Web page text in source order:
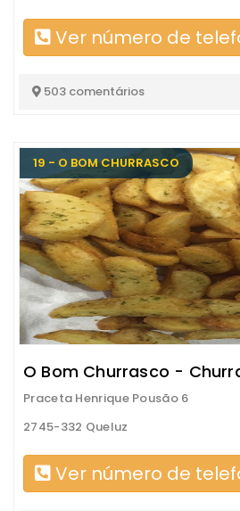
Ver número de
503 comentários
19 - O BOM CHURRASCO
O Bom Churrasco -
Praceta Henrique Pousão 6
2745-332 Queluz
Ver número de